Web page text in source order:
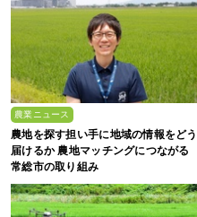
農業ニュース
農地を探す担い手に地域の情報をどう
届けるか 農地マッチングにつながる
常総市の取り組み